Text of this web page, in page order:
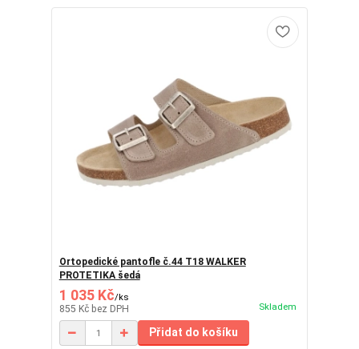
Ortopedické pantofle č.44 T18 WALKER
PROTETIKA šedá
1 035 Kč/ks
855 Kč bez DPH Skladem
Přidat do košíku